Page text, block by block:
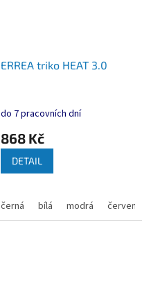
ERREA triko HEAT 3.0
do 7 pracovních dní
868 Kč
DETAIL
černá bílá modrá červená